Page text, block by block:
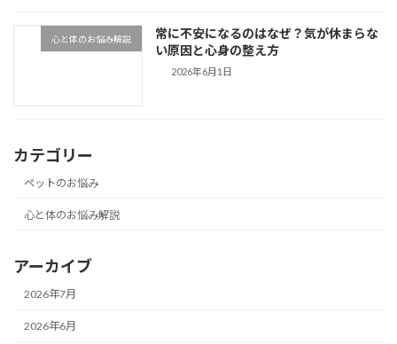
心と体のお悩み解説
常に不安になるのはなぜ？気が休まらな
い原因と心身の整え方
2026年6月1日
カテゴリー
ペットのお悩み
心と体のお悩み解説
アーカイブ
2026年7月
2026年6月